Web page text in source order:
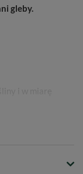
gleby.
podlej wodą.